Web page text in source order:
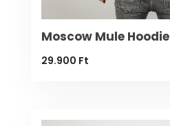
Moscow Mule Hoodie
29.900 Ft